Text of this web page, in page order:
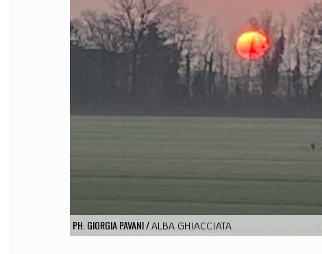
PH. GIORGIA PAVANI/ALBA GHIACCIATA